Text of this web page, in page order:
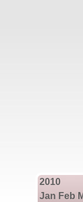
2010
Jan Feb